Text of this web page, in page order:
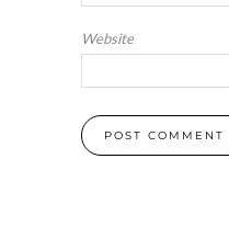
Website